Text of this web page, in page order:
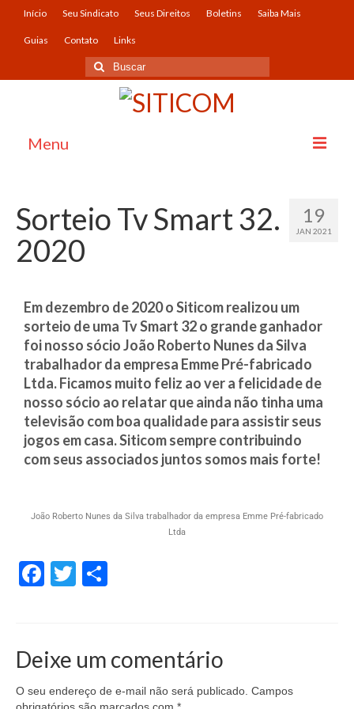
Início Seu Sindicato Seus Direitos Boletins Saiba Mais
Guias Contato Links
Menu
Seu Sindicato
O Sindicato
Imagens
Convênios
Sindicalize-se
Seus Direitos
Convenções Coletivas
Salário Normativo
Direitos Trabalhistas – Outros
Informativos
Notícias
19
JAN 2021
Sorteio Tv Smart 32.
2020
Em dezembro de 2020 o Siticom realizou um
sorteio de uma Tv Smart 32 o grande ganhador
foi nosso sócio João Roberto Nunes da Silva
trabalhador da empresa Emme Pré-fabricado
Ltda. Ficamos muito feliz ao ver a felicidade de
nosso sócio ao relatar que ainda não tinha uma
televisão com boa qualidade para assistir seus
jogos em casa. Siticom sempre contribuindo
com seus associados juntos somos mais forte!
João Roberto Nunes da Silva trabalhador da empresa Emme Pré-fabricado
Ltda
Facebook
Twitter
Deixe um comentário
O seu endereço de e-mail não será publicado. Campos